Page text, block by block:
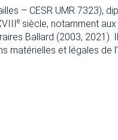
– CESR UMR 7323),
esiècle, notamment
Ballard (2003, 2021).
matérielles et légales de